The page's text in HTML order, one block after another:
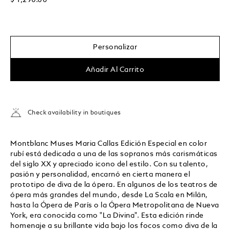
Personalizar
Añadir Al Carrito
Check availability in boutiques
Montblanc Muses Maria Callas Edición Especial en color
rubí está dedicada a una de las sopranos más carismáticas
del siglo XX y apreciado icono del estilo. Con su talento,
pasión y personalidad, encarnó en cierta manera el
prototipo de diva de la ópera. En algunos de los teatros de
ópera más grandes del mundo, desde La Scala en Milán,
hasta la Ópera de París o la Ópera Metropolitana de Nueva
York, era conocida como "La Divina". Esta edición rinde
homenaje a su brillante vida bajo los focos como diva de la